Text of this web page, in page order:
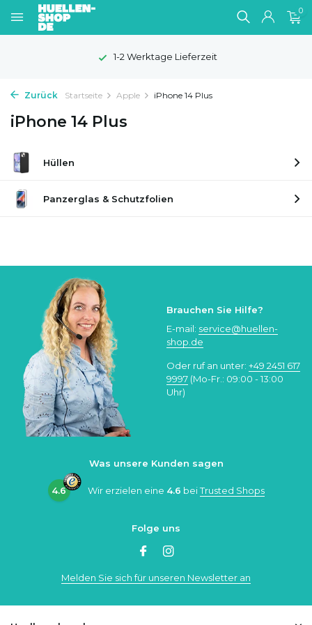
0
1-2 Werktage Lieferzeit
Zurück Startseite Apple iPhone 14 Plus
iPhone 14 Plus
Hüllen
Panzerglas & Schutzfolien
Brauchen Sie Hilfe?
E-mail: service@huellen-
shop.de
Oder ruf an unter: +49 2451 617
9997 (Mo-Fr.: 09:00 - 13:00
Uhr)
Was unsere Kunden sagen
4.6 Wir erzielen eine 4.6 beiTrusted Shops
Folge uns
Melden Sie sich für unseren Newsletter an